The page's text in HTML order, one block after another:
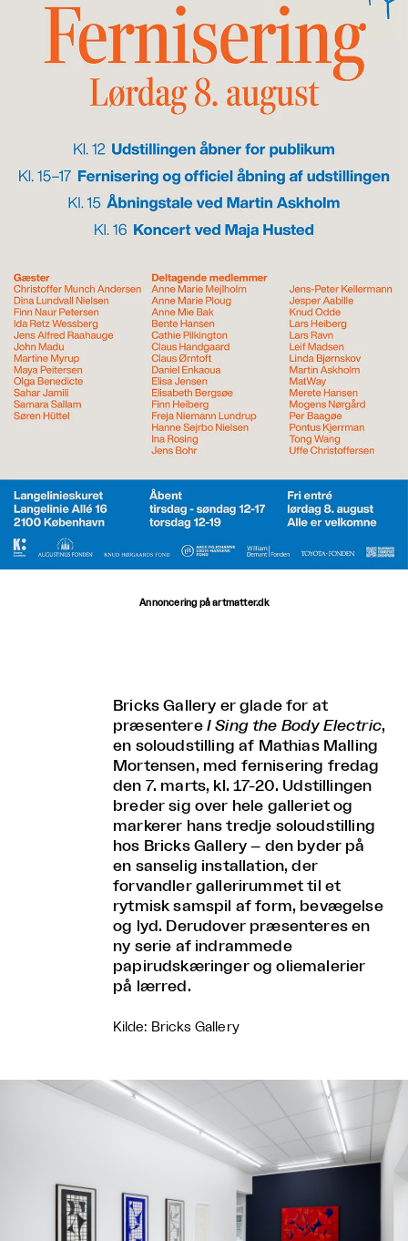
Annoncering på artmatter.dk
Bricks Gallery er glade for at
præsentere I Sing the Body Electric,
en soloudstilling af Mathias Malling
Mortensen, med fernisering fredag
den 7. marts, kl. 17-20. Udstillingen
breder sig over hele galleriet og
markerer hans tredje soloudstilling
hos Bricks Gallery – den byder på
en sanselig installation, der
forvandler gallerirummet til et
rytmisk samspil af form, bevægelse
og lyd. Derudover præsenteres en
ny serie af indrammede
papirudskæringer og oliemalerier
på lærred.
Kilde: Bricks Gallery